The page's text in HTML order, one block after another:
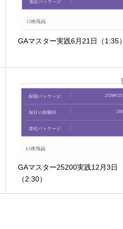
GAマスター実践6月21日（1:35）
GAマスター25200実践12月3日
（2:30）